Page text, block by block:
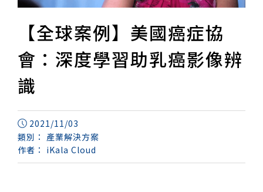
【全球案例】美國癌症協
會：深度學習助乳癌影像辨
識
2021/11/03
類別： 產業解決方案
作者： iKala Cloud